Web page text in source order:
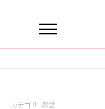
カテゴリ: 恋愛